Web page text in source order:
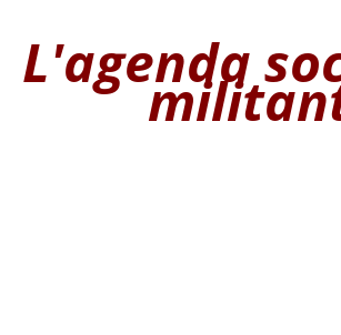
L'agenda